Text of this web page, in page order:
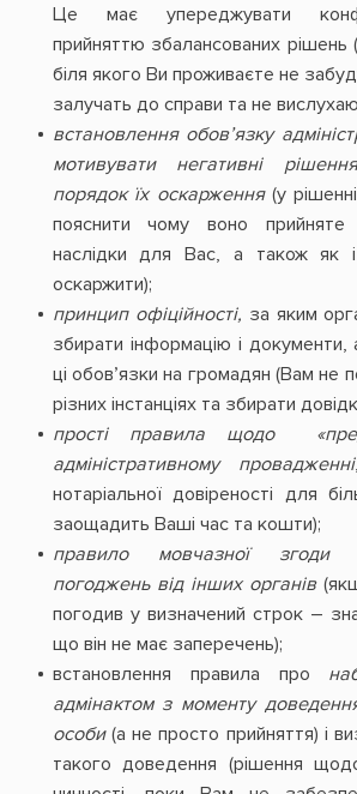
Це має упереджувати
прийняттю збалансованих рішень
біля якого Ви проживаєте не
залучать до справи та не
встановлення обов’язку
мотивувати негативні
порядок їх оскарження (у
пояснити чому воно прийняте
наслідки для Вас, а також як
оскаржити);
принцип офіційності, за яким
збирати інформацію і
ці обов’язки на громадян (Вам не
різних інстанціях та збирати
прості правила щодо
адміністративному провадженні
нотаріальної довіреності для
заощадить Ваші час та кошти);
правило мовчазної згоди
погоджень від інших органів
погодив у визначений строк –
що він не має заперечень);
встановлення правила про
адмінактом з моменту
особи(а не просто прийняття) і
такого доведення (рішення